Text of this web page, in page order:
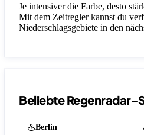
Je intensiver die Farbe, desto
Mit dem Zeitregler kannst du
Niederschlagsgebiete in den
Beliebte Regenradar-
Berlin